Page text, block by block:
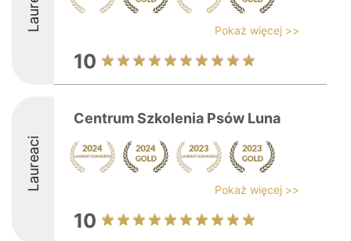
Pokaż więcej >>
10
Laureaci
Centrum Szkolenia Psów Luna
Pokaż więcej >>
10